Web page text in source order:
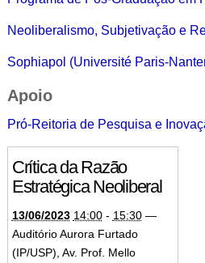
Neoliberalismo, Subjetivação e
Sophiapol (Université Paris-
Apoio
Pró-Reitoria de Pesquisa e
Crítica da Razão
Estratégica Neoliberal
13/06/2023 14:00- 15:30 —
Auditório Aurora Furtado
(IP/USP), Av. Prof. Mello